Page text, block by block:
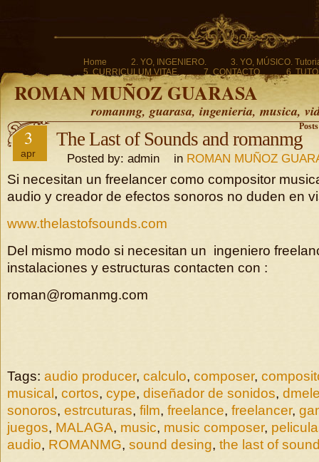
Home 2. YO, INGENIERO.
3. YO, MÚSICO.
5. CURRICULUM VITAE.
7. CONTACTO. 6.
ROMAN MUÑOZ GUARASA
romanmg, guarasa, ingenieria, musica,
3
apr
The Last of Sounds and romanmg
Posted by: admin in ROMAN MUÑOZ
Si necesitan un freelancer como compositor
audio y creador de efectos sonoros no duden en
www.thelastofsounds.com
Del mismo modo si necesitan un ingeniero
instalaciones y estructuras contacten con :
roman@romanmg.com
Tags: audio producer, calculo, composer,
musical , cortos, cype, diseñador de sonidos,
sonoros, estrcuturas, film, freelance, freelancer,
juegos, MALAGA, music, music composer,
audio, ROMANMG, sound desing, the last of